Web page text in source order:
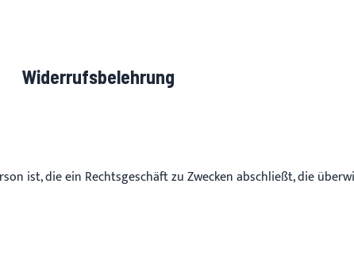
Widerrufsbelehrung
ist, die ein Rechtsgeschäft zu Zwecken abschließt, die